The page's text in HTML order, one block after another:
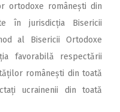
ortodoxe ro­mânești din
în jurisdicția Bisericii
al Bisericii Ortodoxe
favorabilă respectării
românești din toată
ucrainenii din toată